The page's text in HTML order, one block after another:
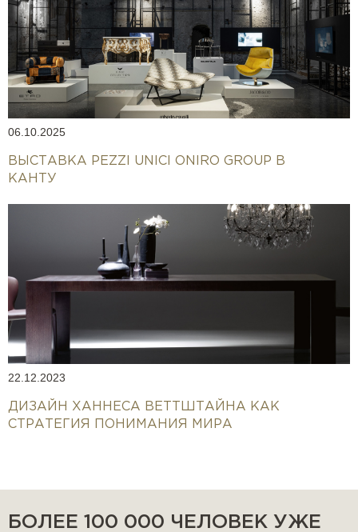
06.10.2025
ВЫСТАВКА PEZZI UNICI ONIRO GROUP В
КАНТУ
22.12.2023
ДИЗАЙН ХАННЕСА ВЕТТШТАЙНА КАК
СТРАТЕГИЯ ПОНИМАНИЯ МИРА
БОЛЕЕ 100 000 ЧЕЛОВЕК УЖЕ